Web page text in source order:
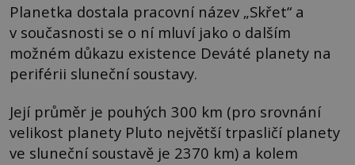
Planetka dostala pracovní název „Skřet“ a
v současnosti se o ní mluví jako o dalším
možném důkazu existence Deváté planety na
periférii sluneční soustavy.
Její průměr je pouhých 300 km (pro srovnání
velikost planety Pluto největší trpasličí planety
ve sluneční soustavě je 2370 km) a kolem